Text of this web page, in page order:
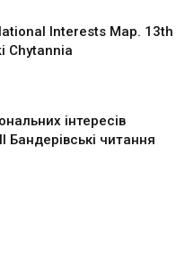
Interests Map. 13th
Chytannia
інтересів
Бандерівські читання